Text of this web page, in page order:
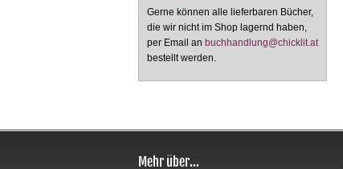
Gerne können alle lieferbaren Bücher,
die wir nicht im Shop lagernd haben,
per Email an buchhandlung@chicklit.at
bestellt werden.
Mehr über...